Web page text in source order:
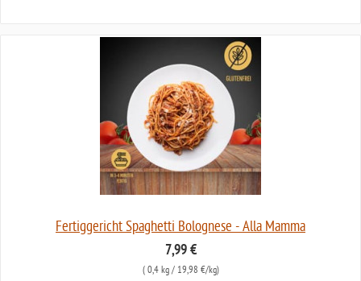
Fertiggericht Spaghetti Bolognese - Alla Mamma
7,99 €
( 0,4 kg/ 19,98 €/kg)